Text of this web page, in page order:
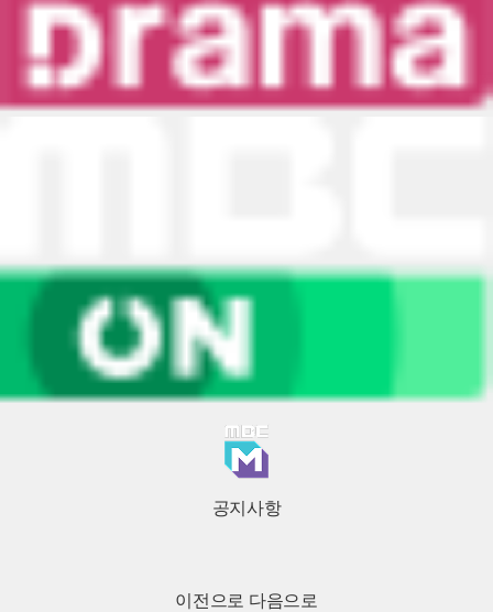
공지사항
이전으로 다음으로